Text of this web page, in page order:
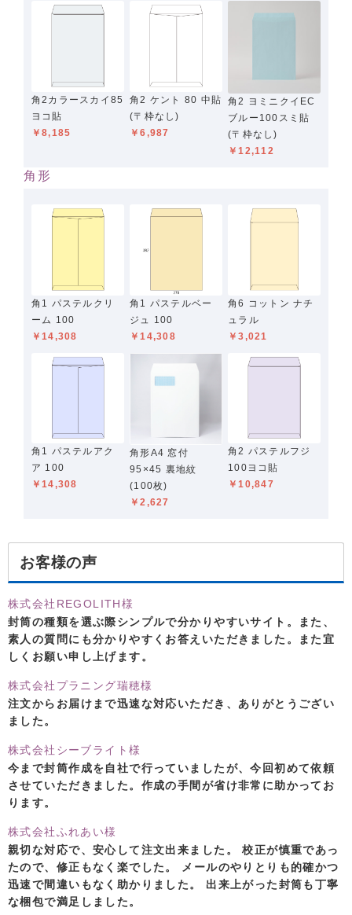
角2カラースカイ85
ヨコ貼
￥8,185
角2 ケント 80 中貼
(〒枠なし)
￥6,987
角2 ヨミニクイEC
ブルー100スミ貼
(〒枠なし)
￥12,112
角形
角1 パステルクリ
ーム 100
￥14,308
角1 パステルベー
ジュ 100
￥14,308
角6 コットン ナチ
ュラル
￥3,021
角1 パステルアク
ア 100
￥14,308
角形A4 窓付
95×45 裏地紋
(100枚)
￥2,627
角2 パステルフジ
100ヨコ貼
￥10,847
お客様の声
株式会社REGOLITH様
封筒の種類を選ぶ際シンプルで分かりやすいサイト。また、
素人の質問にも分かりやすくお答えいただきました。また宜
しくお願い申し上げます。
株式会社プラニング瑞穂様
注文からお届けまで迅速な対応いただき、ありがとうござい
ました。
株式会社シーブライト様
今まで封筒作成を自社で行っていましたが、今回初めて依頼
させていただきました。作成の手間が省け非常に助かってお
ります。
株式会社ふれあい様
親切な対応で、安心して注文出来ました。 校正が慎重であっ
たので、修正もなく楽でした。 メールのやりとりも的確かつ
迅速で間違いもなく助かりました。 出来上がった封筒も丁寧
な梱包で満足しました。